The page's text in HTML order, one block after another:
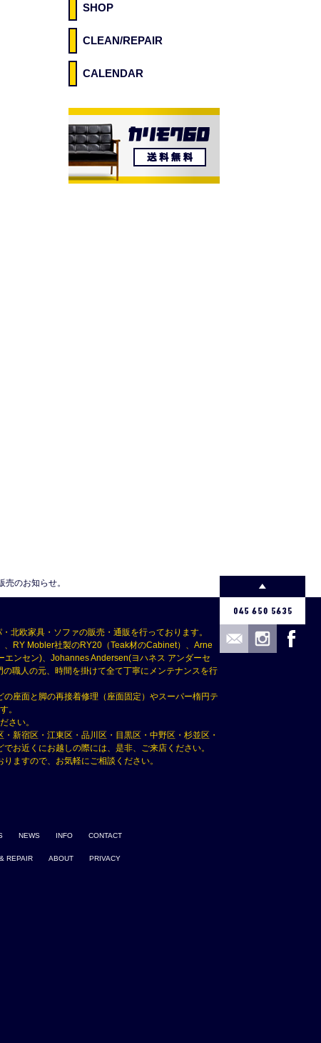
SHOP
CLEAN/REPAIR
CALENDAR
のお知らせ。
北欧家具・ソファの販売・通販を行っております。
RY Mobler社製のRY20（Teak材のCabinet）、Arne
ンセン)、Johannes Andersen(ヨハネス アンダーセ
職人の元、時間を掛けて全て丁寧にメンテナンスを行
座面と脚の再接着修理（座面固定）やスーパー楕円テ
。
さい。
新宿区・江東区・品川区・目黒区・中野区・杉並区・
お近くにお越しの際には、是非、ご来店ください。
ますので、お気軽にご相談ください。
NEWS INFO CONTACT
REPAIR ABOUT PRIVACY